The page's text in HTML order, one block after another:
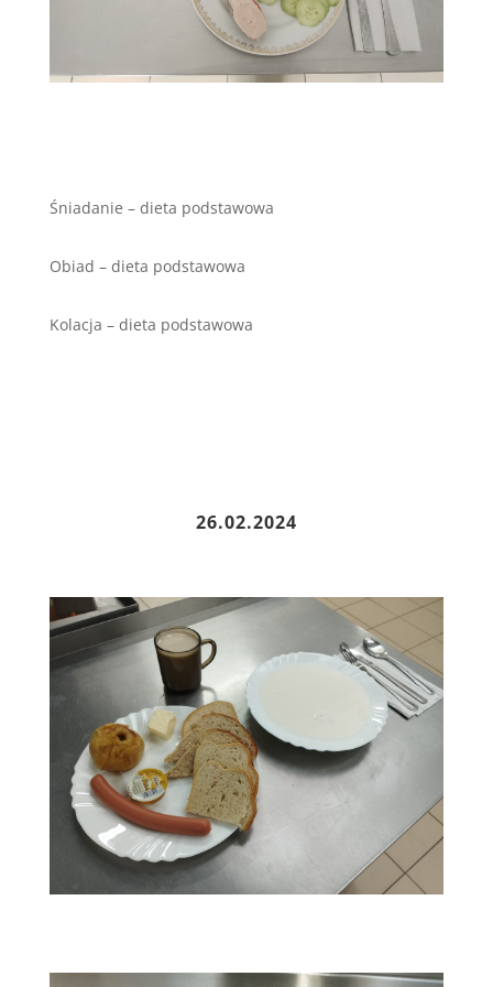
Śniadanie – dieta podstawowa
Obiad – dieta podstawowa
Kolacja – dieta podstawowa
26.02.2024